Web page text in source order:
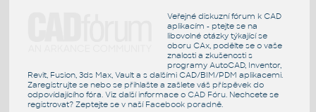
Veřejné diskuzní fórum k CAD
aplikacím - ptejte se na
libovolné otázky týkající se
oboru CAx, podělte se o vaše
znalosti a zkušenosti s
programy AutoCAD, Inventor,
Revit, Fusion, 3ds Max, Vault a s dalšími CAD/BIM/PDM aplikacemi.
Zaregistrujte se nebo se přihlašte a zašlete váš příspěvek do
odpovídajícího fóra. Viz další informace o CAD Fóru. Nechcete se
registrovat? Zeptejte se v naší Facebook poradně.